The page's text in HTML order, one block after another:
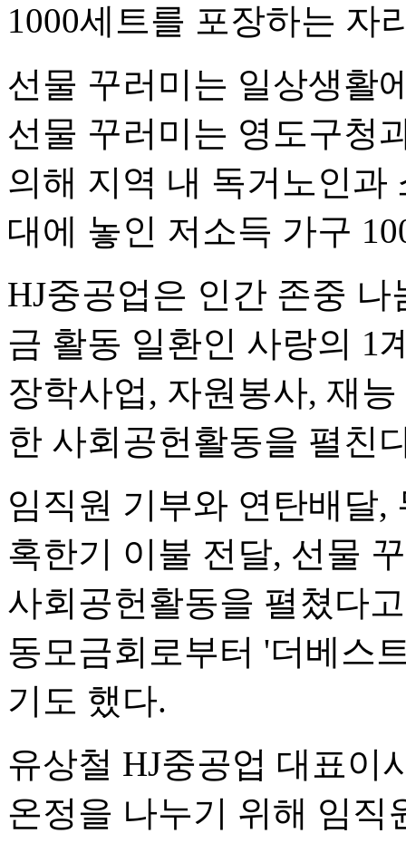
1000세트를 포장하는 자
선물 꾸러미는 일상생활
선물 꾸러미는 영도구청
의해 지역 내 독거노인과
대에 놓인 저소득 가구
HJ중공업은 인간 존중
금 활동 일환인 사랑의 1
장학사업, 자원봉사, 재
한 사회공헌활동을 펼친
임직원 기부와 연탄배달,
혹한기 이불 전달, 선물
사회공헌활동을 펼쳤다
동모금회로부터 '더베스
기도 했다.
유상철 HJ중공업 대표이
온정을 나누기 위해 임직